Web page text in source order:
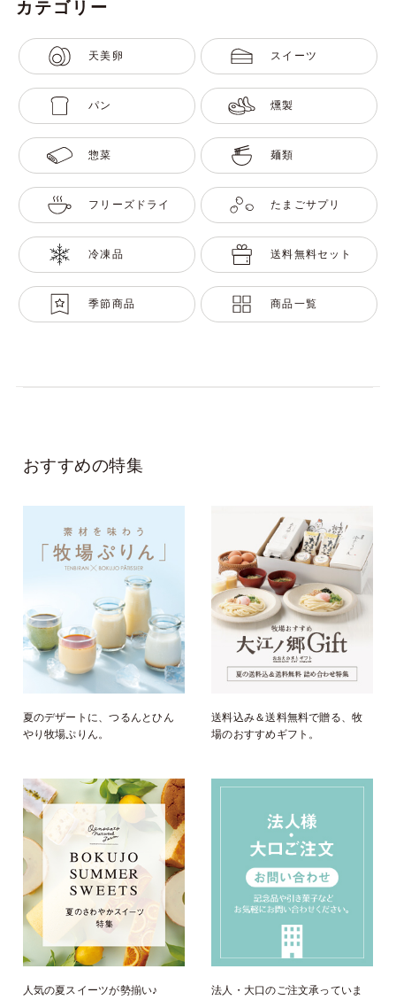
カテゴリー
天美卵 スイーツ
パン 燻製
惣菜 麺類
フリーズドライ たまごサプリ
冷凍品 送料無料セット
季節商品 商品一覧
おすすめの特集
夏のデザートに、つるんとひん
やり牧場ぷりん。
送料込み＆送料無料で贈る、牧
場のおすすめギフト。
人気の夏スイーツが勢揃い♪
法人・大口のご注文承っていま